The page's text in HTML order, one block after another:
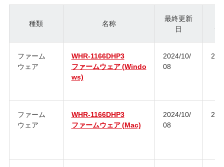
種類 名称
最終更新
日
ジ
ファーム
ウェア
WHR-1166DHP3
ファームウェア (Windo
ws)
2024/10/
08
ファーム
ウェア
WHR-1166DHP3
ファームウェア (Mac)
2024/10/
08